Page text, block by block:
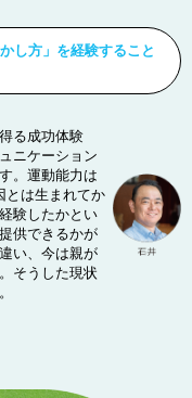
し方」を経験すること
る成功体験
ニケーション
。運動能力は
とは生まれてか
験したかとい
供できるかが
い、今は親が
そうした現状